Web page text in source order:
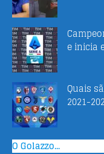
e inicia
Quais
2021-
O Golazzo...